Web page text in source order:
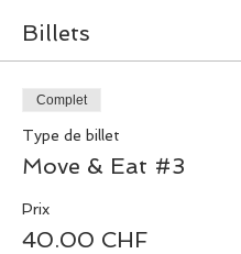
Billets
Complet
Type de billet
Move & Eat #3
Prix
40.00 CHF